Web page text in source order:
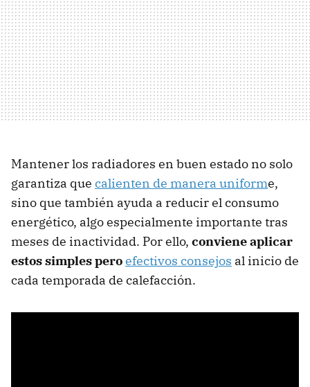
Mantener los radiadores en buen estado no solo
garantiza que calienten de manera uniforme,
sino que también ayuda a reducir el consumo
energético, algo especialmente importante tras
meses de inactividad. Por ello, conviene aplicar
estos simples peroefectivos consejos al inicio de
cada temporada de calefacción.